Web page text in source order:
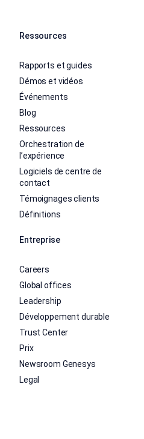
Ressources
Rapports et guides
Démos et vidéos
Événements
Blog
Ressources
Orchestration de
l’expérience
Logiciels de centre de
contact
Témoignages clients
Définitions
Entreprise
Careers
Global offices
Leadership
Développement durable
Trust Center
Prix
Newsroom Genesys
Legal